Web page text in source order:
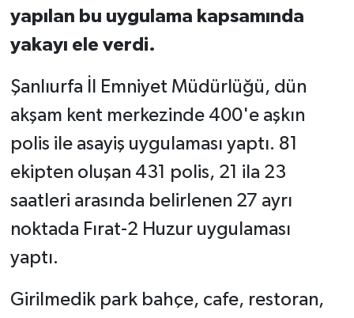
yapılan bu uygulama kapsamında
yakayı ele verdi.
Şanlıurfa İl Emniyet Müdürlüğü, dün
akşam kent merkezinde 400'e aşkın
polis ile asayiş uygulaması yaptı. 81
ekipten oluşan 431 polis, 21 ila 23
saatleri arasında belirlenen 27 ayrı
noktada Fırat-2 Huzur uygulaması
yaptı.
Girilmedik park bahçe, cafe, restoran,